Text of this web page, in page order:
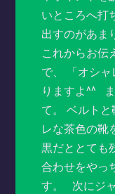
いところへ打
出すのがあま
これからお伝
で、 「オシ
りますよ^^
て。 ベルトと
レな茶色の靴
黒だととても
合わせをやっ
す。 次にジ